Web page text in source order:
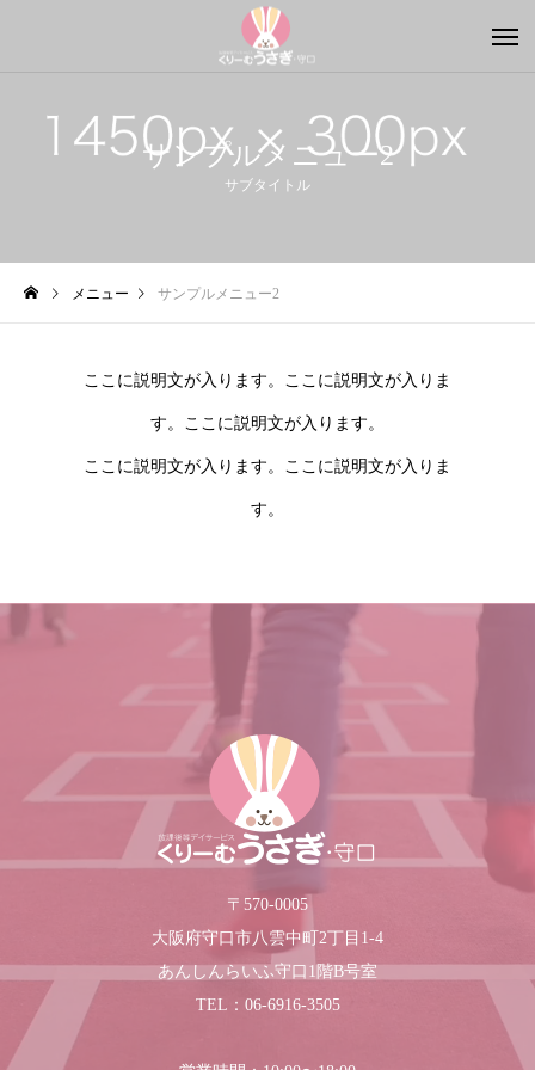
サンプルメニュー2
サブタイトル
メニュー サンプルメニュー2
ここに説明文が入ります。ここに説明文が入りま
す。ここに説明文が入ります。
ここに説明文が入ります。ここに説明文が入りま
す。
〒570-0005
大阪府守口市八雲中町2丁目1-4
あんしんらいふ守口1階B号室
TEL：06-6916-3505